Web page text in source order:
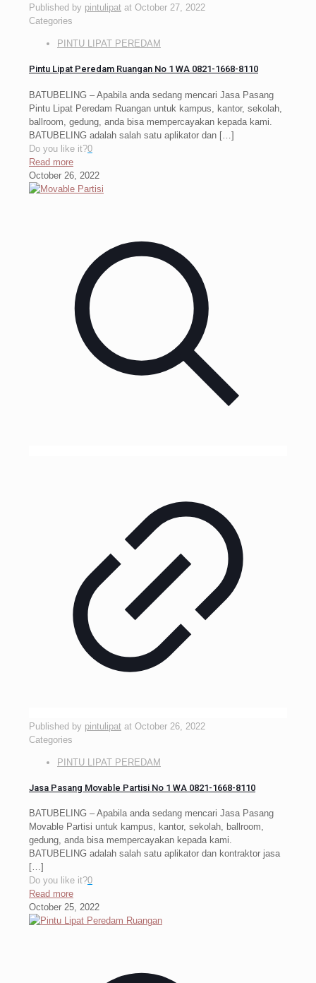
Published by pintulipat at October 27, 2022
Categories
PINTU LIPAT PEREDAM
Pintu Lipat Peredam Ruangan No 1 WA 0821-1668-8110
BATUBELING – Apabila anda sedang mencari Jasa Pasang
Pintu Lipat Peredam Ruangan untuk kampus, kantor, sekolah,
ballroom, gedung, anda bisa mempercayakan kepada kami.
BATUBELING adalah salah satu aplikator dan […]
Do you like it?0
Read more
October 26, 2022
Published by pintulipat at October 26, 2022
Categories
PINTU LIPAT PEREDAM
Jasa Pasang Movable Partisi No 1 WA 0821-1668-8110
BATUBELING – Apabila anda sedang mencari Jasa Pasang
Movable Partisi untuk kampus, kantor, sekolah, ballroom,
gedung, anda bisa mempercayakan kepada kami.
BATUBELING adalah salah satu aplikator dan kontraktor jasa
[…]
Do you like it?0
Read more
October 25, 2022